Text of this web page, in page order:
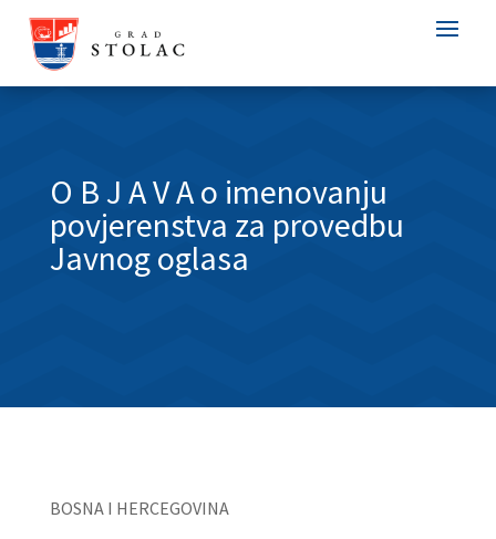
O B J A V A o imenovanju
povjerenstva za provedbu
Javnog oglasa
BOSNA I HERCEGOVINA